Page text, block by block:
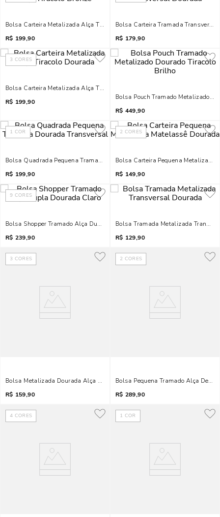
Bolsa Carteira Metalizada Alça Tiracolo Bronze
R$ 199,90
Bolsa Carteira Tramada
R$ 179,90
3 CORES
Bolsa Carteira Metalizada Alça Tiracolo Dourada
R$ 199,90
Bolsa Pouch Tramado Metalizado
R$ 449,90
1 COR
Bolsa Quadrada Pequena Tramada Dourada Transversal
R$ 199,90
2 CORES
Bolsa Carteira Pequena Metalizada
R$ 149,90
9 CORES
Bolsa Shopper Tramado Alça Dupla Dourada Claro
R$ 239,90
Bolsa Tramada Metalizada
R$ 129,90
3 CORES
Bolsa Metalizada Dourada Alça De Corrente Transversal
R$ 159,90
2 CORES
Bolsa Pequena Tramado Alça De
R$ 289,90
4 CORES 1 COR